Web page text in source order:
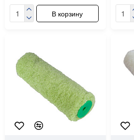
В корзину